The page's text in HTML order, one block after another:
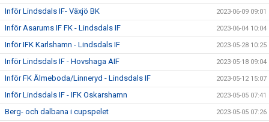
Inför Lindsdals IF- Växjö BK 2023-06-09 09:01
Inför Asarums IF FK - Lindsdals IF 2023-06-04 10:04
Inför IFK Karlshamn - Lindsdals IF 2023-05-28 10:25
Inför Lindsdals IF - Hovshaga AIF 2023-05-18 09:04
Inför FK Älmeboda/Linneryd - Lindsdals IF 2023-05-12 15:07
Inför Lindsdals IF - IFK Oskarshamn 2023-05-05 07:41
Berg- och dalbana i cupspelet 2023-05-05 07:26